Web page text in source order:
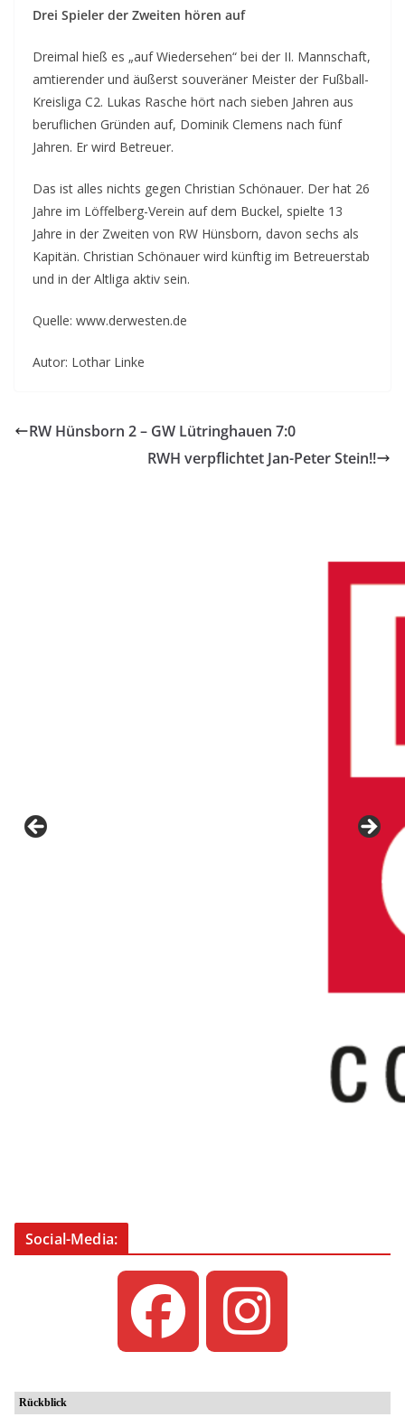
Drei Spieler der Zweiten hören auf
Dreimal hieß es „auf Wiedersehen“ bei der II. Mannschaft,
amtierender und äußerst souveräner Meister der Fußball-
Kreisliga C2. Lukas Rasche hört nach sieben Jahren aus
beruflichen Gründen auf, Dominik Clemens nach fünf
Jahren. Er wird Betreuer.
Das ist alles nichts gegen Christian Schönauer. Der hat 26
Jahre im Löffelberg-Verein auf dem Buckel, spielte 13
Jahre in der Zweiten von RW Hünsborn, davon sechs als
Kapitän. Christian Schönauer wird künftig im Betreuerstab
und in der Altliga aktiv sein.
Quelle: www.derwesten.de
Autor: Lothar Linke
RW Hünsborn 2 – GW Lütringhauen 7:0
RWH verpflichtet Jan-Peter Stein!!
Social-Media: